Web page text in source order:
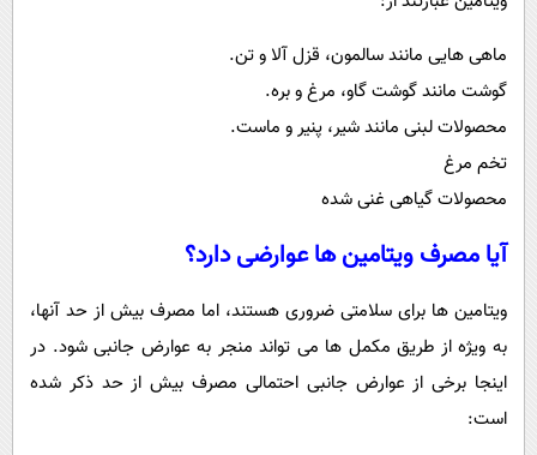
ماهی هایی مانند سالمون، قزل آلا و تن.
گوشت مانند گوشت گاو، مرغ و بره.
محصولات لبنی مانند شیر، پنیر و ماست.
تخم مرغ
محصولات گیاهی غنی شده
آیا مصرف ویتامین ها عوارضی دارد؟
ویتامین ها برای سلامتی ضروری هستند، اما مصرف بیش از حد آنها،
به ویژه از طریق مکمل ها می تواند منجر به عوارض جانبی شود. در
اینجا برخی از عوارض جانبی احتمالی مصرف بیش از حد ذکر شده
است: